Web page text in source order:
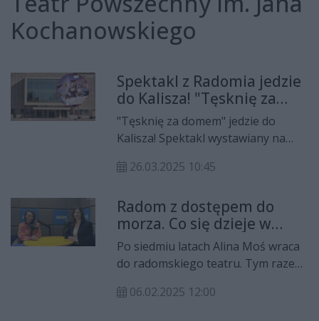
Kochanowskiego
Spektakl z Radomia jedzie
do Kalisza! "Tęsknię za
domem" na ważnym
festiwalu
"Tęsknię za domem" jedzie do
Kalisza! Spektakl wystawiany na
w repertuarze 65. Kaliskich Spotkań
26.03.2025 10:45
Radom z dostępem do
morza. Co się dzieje w
barze Café Luna?
Po siedmiu latach Alina Moś wraca
do radomskiego teatru. Tym razem
do morza. O czym jest "Café Luna"?
06.02.2025 12:00